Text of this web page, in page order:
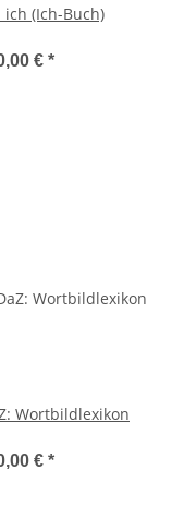
ich (Ich-Buch)
€ *
Wortbildlexikon
€ *